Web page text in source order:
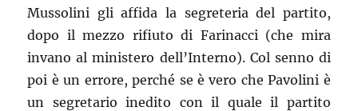
Mussolini gli affida la segreteria del partito,
dopo il mezzo rifiuto di Farinacci (che mira
invano al ministero dell’Interno). Col senno di
poi è un errore, perché se è vero che Pavolini è
un segretario inedito con il quale il partito